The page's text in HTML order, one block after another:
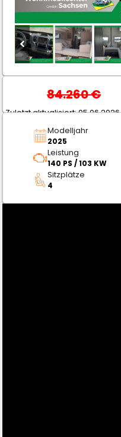
84.260€
Zuletzt aktualisiert: 05.06.2026
Modelljahr
2025
Leistung
140 PS / 103 KW
Sitzplätze
4